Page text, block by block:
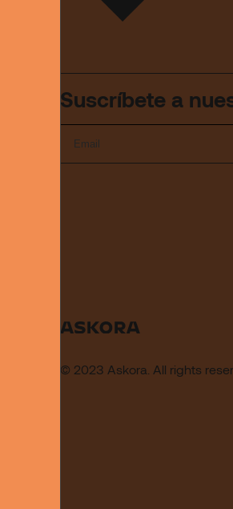
Suscríbete a
© 2023 Askora. All rights